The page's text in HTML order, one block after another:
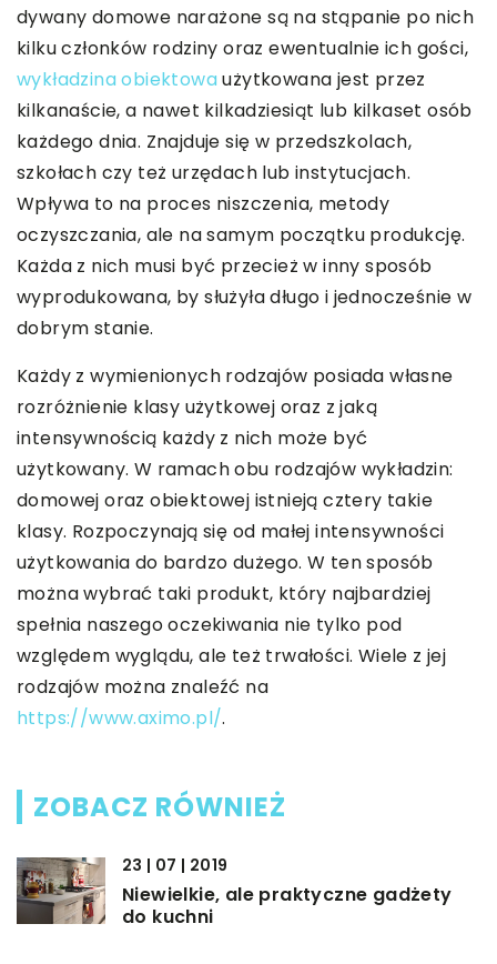
dywany domowe narażone są na stąpanie po nich
kilku członków rodziny oraz ewentualnie ich gości,
wykładzina obiektowaużytkowana jest przez
kilkanaście, a nawet kilkadziesiąt lub kilkaset osób
każdego dnia. Znajduje się w przedszkolach,
szkołach czy też urzędach lub instytucjach.
Wpływa to na proces niszczenia, metody
oczyszczania, ale na samym początku produkcję.
Każda z nich musi być przecież w inny sposób
wyprodukowana, by służyła długo i jednocześnie w
dobrym stanie.
Każdy z wymienionych rodzajów posiada własne
rozróżnienie klasy użytkowej oraz z jaką
intensywnością każdy z nich może być
użytkowany. W ramach obu rodzajów wykładzin:
domowej oraz obiektowej istnieją cztery takie
klasy. Rozpoczynają się od małej intensywności
użytkowania do bardzo dużego. W ten sposób
można wybrać taki produkt, który najbardziej
spełnia naszego oczekiwania nie tylko pod
względem wyglądu, ale też trwałości. Wiele z jej
rodzajów można znaleźć na
https://www.aximo.pl/.
ZOBACZ RÓWNIEŻ
23 | 07 | 2019
Niewielkie, ale praktyczne gadżety
do kuchni